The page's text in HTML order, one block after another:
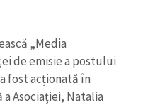
„Media
de emisie a postului
fost acționată în
Asociației, Natalia